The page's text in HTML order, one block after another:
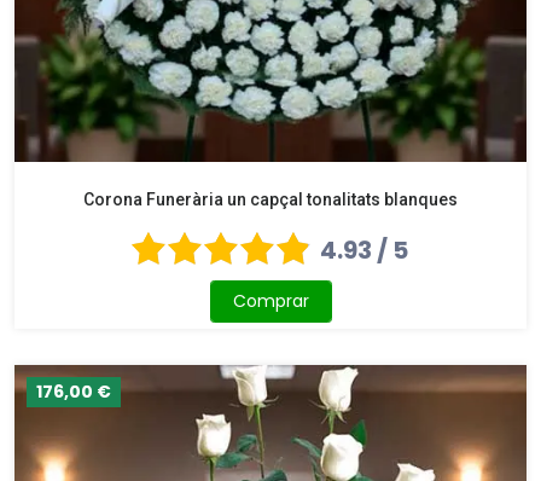
Corona Funerària un capçal tonalitats blanques
4.93 / 5
Comprar
176,00 €